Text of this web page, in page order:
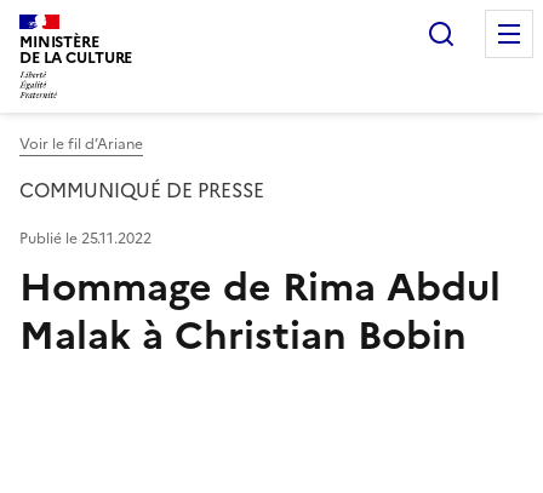
MINISTÈRE
DE LA CULTURE
Voir le fil d’Ariane
COMMUNIQUÉ DE PRESSE
Hommage de Rima Abdul
Malak à Christian Bobin
Publié le 25.11.2022